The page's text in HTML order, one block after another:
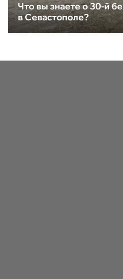
Что вы знаете о 30-й
в Севастополе?